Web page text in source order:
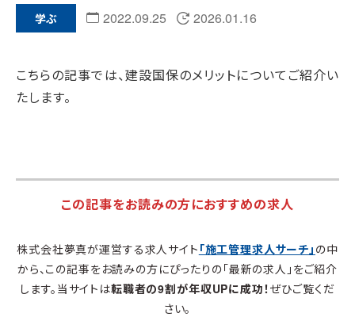
学ぶ 2022.09.25 2026.01.16
こちらの記事では、建設国保のメリットについてご紹介い
たします。
この記事をお読みの方におすすめの求人
株式会社夢真が運営する求人サイト 「施工管理求人サーチ」 の中
から、この記事をお読みの方にぴったりの「最新の求人」をご紹介
します。当サイトは転職者の9割が年収UPに成功！ぜひご覧くだ
さい。